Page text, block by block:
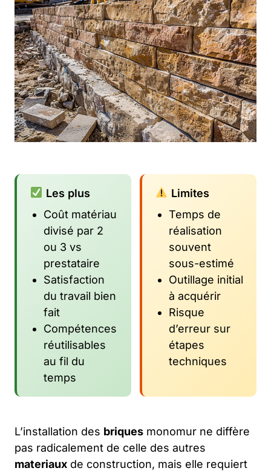
Les plus
Coût matériau
divisé par 2
ou 3 vs
prestataire
Satisfaction
du travail bien
fait
Compétences
réutilisables
au fil du
temps
Limites
Temps de
réalisation
souvent
sous-estimé
Outillage initial
à acquérir
Risque
d’erreur sur
étapes
techniques
L’installation des briques monomur ne diffère
pas radicalement de celle des autres
materiaux de construction, mais elle requiert